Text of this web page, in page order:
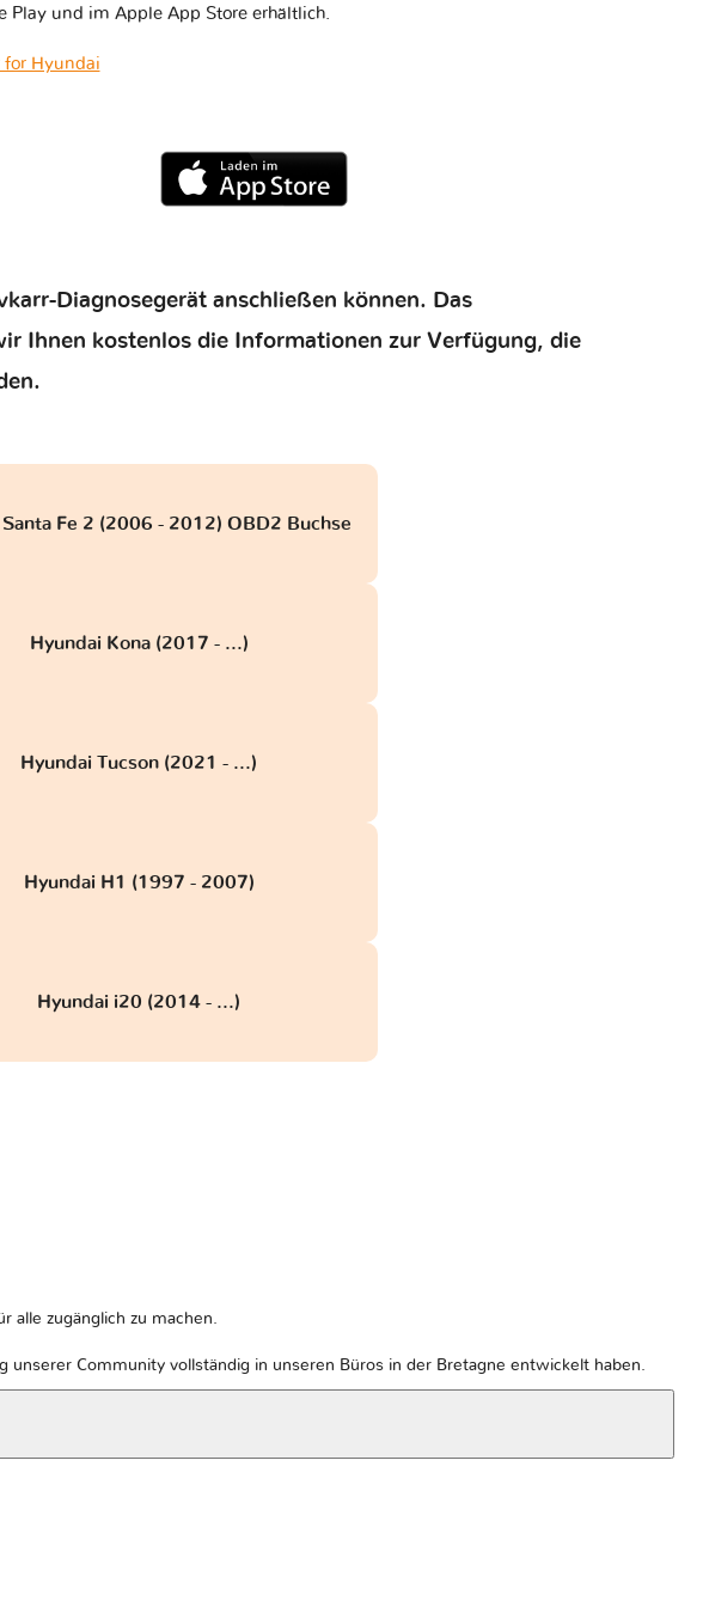
Play und im Apple App Store erhältlich.
for Hyundai
Diagnosegerät anschließen können. Das
Ihnen kostenlos die Informationen zur Verfügung, die
Fe 2 (2006 - 2012) OBD2 Buchse
Hyundai Kona (2017 - ...)
Hyundai Tucson (2021 - ...)
Hyundai H1 (1997 - 2007)
Hyundai i20 (2014 - ...)
alle zugänglich zu machen.
Community vollständig in unseren Büros in der Bretagne entwickelt haben.